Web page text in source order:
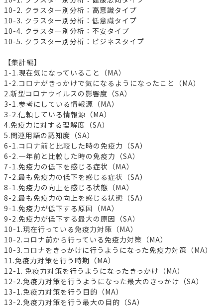
10-2. クラスター別分析：高意識タイプ
10-3. クラスター別分析：低意識タイプ
10-4. クラスター別分析：不安タイプ
10-5. クラスター別分析：ビジネスタイプ
【集計編】
1-1.現在気になっていること（MA）
1-2.コロナがきっかけで気になるようになったこと（MA）
2.新型コロナウイルスの影響度（SA）
3-1.参考にしている情報源（MA）
3-2.信頼している情報源（MA）
4.免疫力に対する理解度（SA）
5.関連用語の認知度（SA）
6-1.コロナ前と比較した時の免疫力（SA）
6-2.一年前と比較した時の免疫力（SA）
7-1.免疫力の低下を感じる症状（MA）
7-2.最も免疫力の低下を感じる症状（SA）
8-1.免疫力の向上を感じる状態（MA）
8-2.最も免疫力の向上を感じる状態（SA）
9-1.免疫力が低下する原因（MA）
9-2.免疫力が低下する最大の原因（SA）
10-1.現在行っている免疫力対策（MA）
10-2.コロナ前から行っている免疫力対策（MA）
10-3.コロナをきっかけに行うようになった免疫力対策（MA）
11.免疫力対策を行う時期（MA）
12-1. 免疫力対策を行うようになったきっかけ（MA）
12-2.免疫力対策を行うようになった最大のきっかけ（SA）
13-1.免疫力対策を行う目的（MA）
13-2.免疫力対策を行う最大の目的（SA）